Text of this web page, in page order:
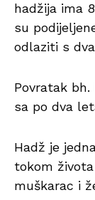
hadžija ima
su
odlaziti s dva
Povratak
sa po dva
Hadž je
tokom
muškarac i